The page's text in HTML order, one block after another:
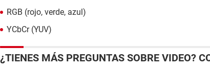
RGB (rojo, verde, azul)
YCbCr (YUV)
¿TIENES MÁS PREGUNTAS SOBRE VIDEO?